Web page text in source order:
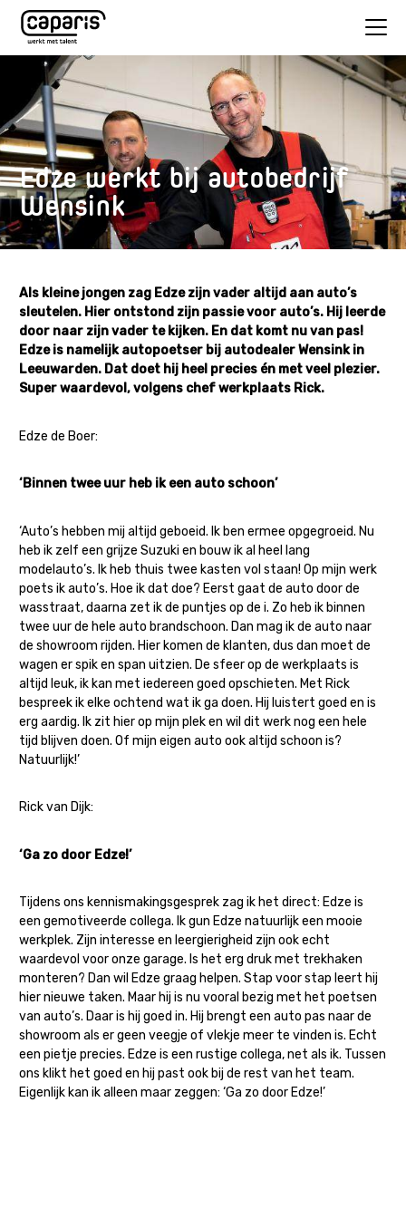
Edze werkt bij autobedrijf
Wensink
Als kleine jongen zag Edze zijn vader altijd aan auto’s
sleutelen. Hier ontstond zijn passie voor auto’s. Hij leerde
door naar zijn vader te kijken. En dat komt nu van pas!
Edze is namelijk autopoetser bij autodealer Wensink in
Leeuwarden. Dat doet hij heel precies én met veel plezier.
Super waardevol, volgens chef werkplaats Rick.
Edze de Boer:
‘Binnen twee uur heb ik een auto schoon’
‘Auto’s hebben mij altijd geboeid. Ik ben ermee opgegroeid. Nu
heb ik zelf een grijze Suzuki en bouw ik al heel lang
modelauto’s. Ik heb thuis twee kasten vol staan! Op mijn werk
poets ik auto’s. Hoe ik dat doe? Eerst gaat de auto door de
wasstraat, daarna zet ik de puntjes op de i. Zo heb ik binnen
twee uur de hele auto brandschoon. Dan mag ik de auto naar
de showroom rijden. Hier komen de klanten, dus dan moet de
wagen er spik en span uitzien. De sfeer op de werkplaats is
altijd leuk, ik kan met iedereen goed opschieten. Met Rick
bespreek ik elke ochtend wat ik ga doen. Hij luistert goed en is
erg aardig. Ik zit hier op mijn plek en wil dit werk nog een hele
tijd blijven doen. Of mijn eigen auto ook altijd schoon is?
Natuurlijk!’
Rick van Dijk:
‘Ga zo door Edze!’
Tijdens ons kennismakingsgesprek zag ik het direct: Edze is
een gemotiveerde collega. Ik gun Edze natuurlijk een mooie
werkplek. Zijn interesse en leergierigheid zijn ook echt
waardevol voor onze garage. Is het erg druk met trekhaken
monteren? Dan wil Edze graag helpen. Stap voor stap leert hij
hier nieuwe taken. Maar hij is nu vooral bezig met het poetsen
van auto’s. Daar is hij goed in. Hij brengt een auto pas naar de
showroom als er geen veegje of vlekje meer te vinden is. Echt
een pietje precies. Edze is een rustige collega, net als ik. Tussen
ons klikt het goed en hij past ook bij de rest van het team.
Eigenlijk kan ik alleen maar zeggen: ‘Ga zo door Edze!’